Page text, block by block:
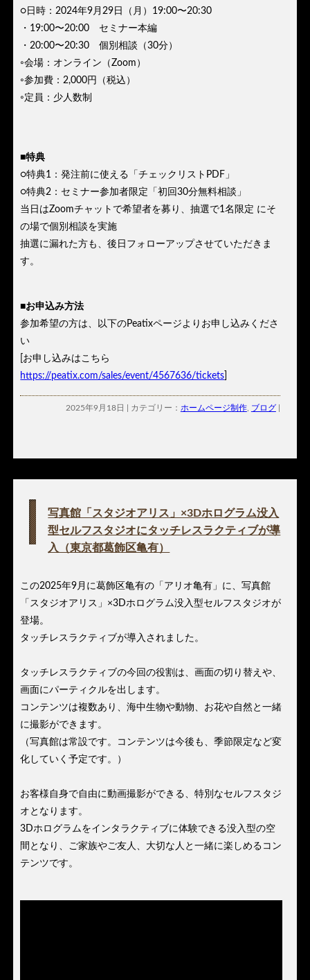
○日時：2024年9月29日（月）19:00〜20:30
・19:00〜20:00 セミナー本編
・20:00〜20:30 個別相談（30分）
◦会場：オンライン（Zoom）
◦参加費：2,000円（税込）
◦定員：少人数制
■特典
○特典1：発注前に使える「チェックリストPDF」
○特典2：セミナー参加者限定「初回30分無料相談」
当日はZoomチャットで希望者を募り、抽選で1名限定 にそ
の場で個別相談を実施
抽選に漏れた方も、後日フォローアップさせていただきま
す。
■お申込み方法
参加希望の方は、以下のPeatixページよりお申し込みくださ
い
[お申し込みはこちら
https://peatix.com/sales/event/4567636/tickets
2025年9月18日 | カテゴリー： ホームページ制作, ブログ|
写真館「スタジオアリス」×3Dホログラム没入
型セルフスタジオにタッチレスラクティブが導
入（東京都葛飾区亀有）
この2025年9月に葛飾区亀有の「アリオ亀有」に、写真館
「スタジオアリス」×3Dホログラム没入型セルフスタジオが
登場。
タッチレスラクティブが導入されました。
タッチレスラクティブの今回の役割は、画面の切り替えや、
画面にパーティクルを出します。
コンテンツは複数あり、海中生物や動物、お花や自然と一緒
に撮影ができます。
（写真館は常設です。コンテンツは今後も、季節限定など変
化していく予定です。）
お客様自身で自由に動画撮影ができる、特別なセルフスタジ
オとなります。
3Dホログラムをインタラクティブに体験できる没入型の空
間となり、ご家族やご友人、大切な人と一緒に楽しめるコン
テンツです。